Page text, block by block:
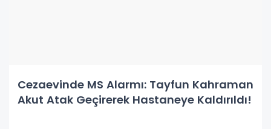
Cezaevinde MS Alarmı: Tayfun Kahraman
Akut Atak Geçirerek Hastaneye Kaldırıldı!